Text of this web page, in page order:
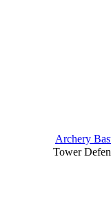
Archery